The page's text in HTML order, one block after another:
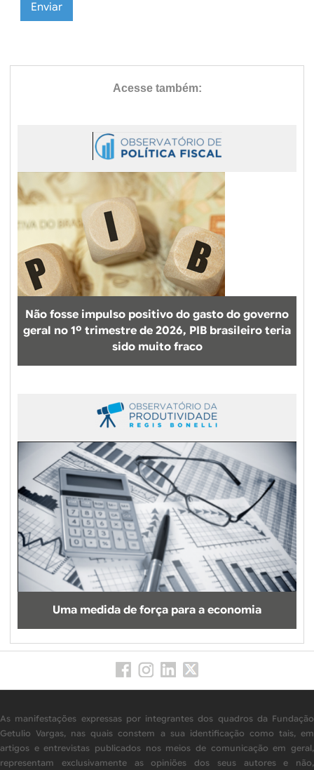
Não fosse impulso positivo do gasto do governo
geral no 1º trimestre de 2026, PIB brasileiro teria
sido muito fraco
Uma medida de força para a economia
As manifestações expressas por integrantes dos quadros da Fundação
Getulio Vargas, nas quais constem a sua identificação como tais, em
artigos e entrevistas publicados nos meios de comunicação em geral,
representam exclusivamente as opiniões dos seus autores e não,